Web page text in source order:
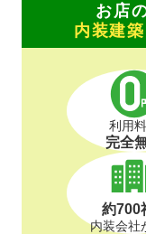
お店
内装建
利用
完全
約700
内装会社